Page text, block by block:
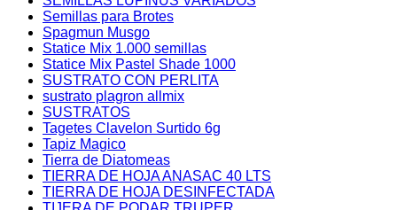
Semillas para Brotes
Spagmun Musgo
Statice Mix 1.000 semillas
Statice Mix Pastel Shade 1000
SUSTRATO CON PERLITA
sustrato plagron allmix
SUSTRATOS
Tagetes Clavelon Surtido 6g
Tapiz Magico
Tierra de Diatomeas
TIERRA DE HOJA ANASAC 40 LTS
TIERRA DE HOJA DESINFECTADA